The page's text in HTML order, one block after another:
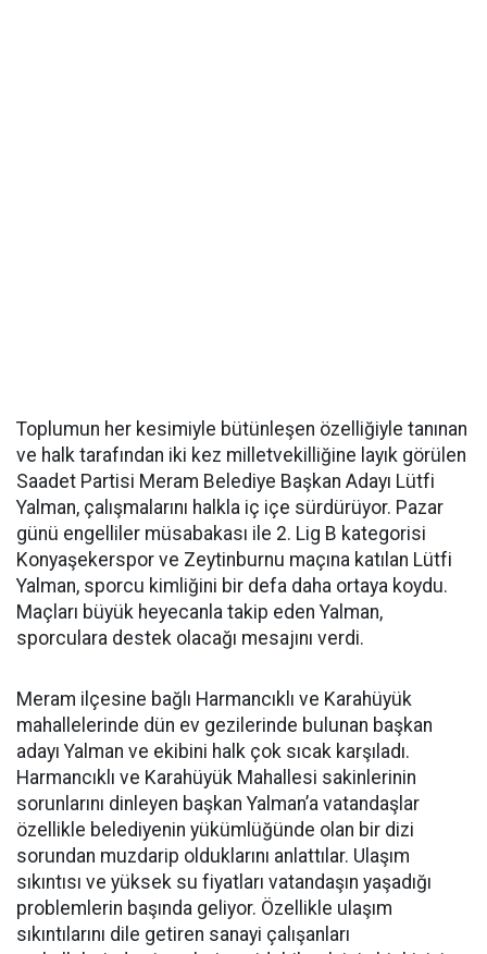
Toplumun her kesimiyle bütünleşen özelliğiyle tanınan
ve halk tarafından iki kez milletvekilliğine layık görülen
Saadet Partisi Meram Belediye Başkan Adayı Lütfi
Yalman, çalışmalarını halkla iç içe sürdürüyor. Pazar
günü engelliler müsabakası ile 2. Lig B kategorisi
Konyaşekerspor ve Zeytinburnu maçına katılan Lütfi
Yalman, sporcu kimliğini bir defa daha ortaya koydu.
Maçları büyük heyecanla takip eden Yalman,
sporculara destek olacağı mesajını verdi.
Meram ilçesine bağlı Harmancıklı ve Karahüyük
mahallelerinde dün ev gezilerinde bulunan başkan
adayı Yalman ve ekibini halk çok sıcak karşıladı.
Harmancıklı ve Karahüyük Mahallesi sakinlerinin
sorunlarını dinleyen başkan Yalman’a vatandaşlar
özellikle belediyenin yükümlüğünde olan bir dizi
sorundan muzdarip olduklarını anlattılar. Ulaşım
sıkıntısı ve yüksek su fiyatları vatandaşın yaşadığı
problemlerin başında geliyor. Özellikle ulaşım
sıkıntılarını dile getiren sanayi çalışanları